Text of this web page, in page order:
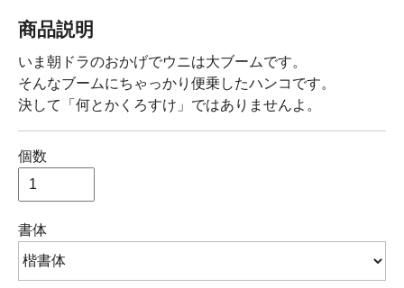
商品説明
いま朝ドラのおかげでウニは大ブームです。
そんなブームにちゃっかり便乗したハンコです。
決して「何とかくろすけ」ではありませんよ。
個数
書体